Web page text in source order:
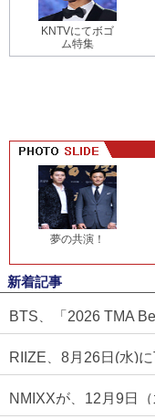
KNTVにてボゴ
ム特集
夢の共演！
新着記事
BTS、「2026 TMA
RIIZE、8月26日(水)
NMIXXが、12月9日